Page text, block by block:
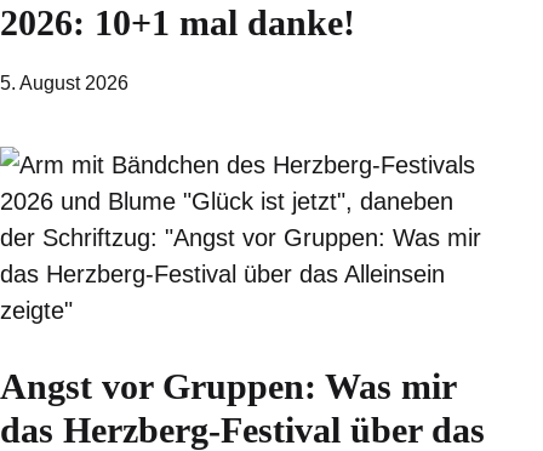
2026: 10+1 mal danke!
5. August 2026
Angst vor Gruppen: Was mir
das Herzberg-Festival über das